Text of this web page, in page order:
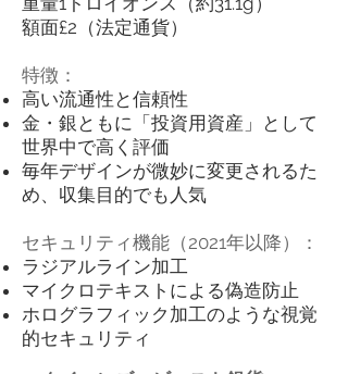
額面£2（法定通貨）
特徴：
高い流通性と信頼性
金・銀ともに「投資用資産」として
世界中で高く評価
毎年デザインが微妙に変更されるた
め、収集目的でも人気
セキュリティ機能（2021年以降）：
ラジアルライン加工
マイクロテキストによる偽造防止
ホログラフィック加工のような視覚
的セキュリティ